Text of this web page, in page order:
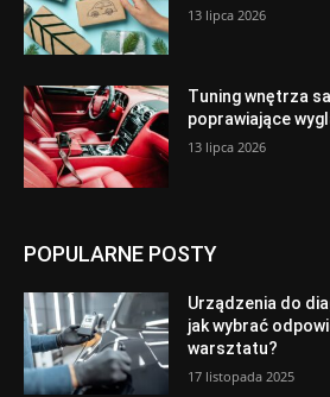
13 lipca 2026
Tuning wnętrza
poprawiające
13 lipca 2026
POPULARNE POSTY
Urządzenia do
jak wybrać
warsztatu?
17 listopada 2025